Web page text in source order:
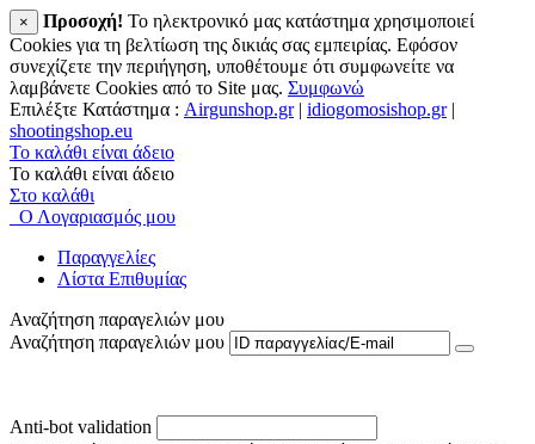
× Προσοχή! To ηλεκτρονικό μας κατάστημα χρησιμοποιεί
Cookies για τη βελτίωση της δικιάς σας εμπειρίας. Εφόσον
συνεχίζετε την περιήγηση, υποθέτουμε ότι συμφωνείτε να
λαμβάνετε Cookies από το Site μας. Συμφωνώ
Επιλέξτε Κατάστημα : Airgunshop.gr| idiogomosishop.gr|
shootingshop.eu
Το καλάθι είναι άδειο
Το καλάθι είναι άδειο
Στο καλάθι
Ο Λογαριασμός μου
Παραγγελίες
Λίστα Επιθυμίας
Αναζήτηση παραγελιών μου
Αναζήτηση παραγελιών μου
Anti-bot validation